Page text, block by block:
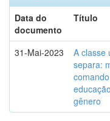
Data do
documento
Título
31-Mai-2023
A classe
separa:
gênero